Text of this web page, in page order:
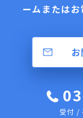
ームまたはお
受付 /